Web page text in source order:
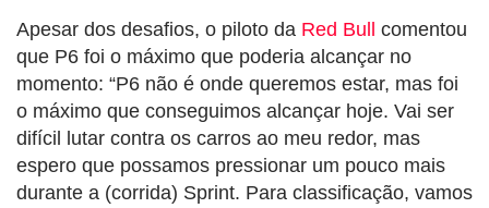
Apesar dos desafios, o piloto da Red Bull
comentou
que P6 foi o máximo que poderia alcançar no
momento: “P6 não é onde queremos estar, mas foi
o máximo que conseguimos alcançar hoje. Vai ser
difícil lutar contra os carros ao meu redor, mas
espero que possamos pressionar um pouco mais
durante a (corrida) Sprint. Para classificação, vamos